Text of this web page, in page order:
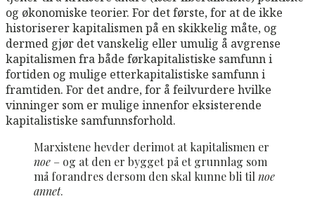
og økonomiske teorier. For det første, for at de ikke
historiserer kapitalismen på en skikkelig måte, og
dermed gjør det vanskelig eller umulig å avgrense
kapitalismen fra både førkapitalistiske samfunn i
fortiden og mulige etterkapitalistiske samfunn i
framtiden. For det andre, for å feilvurdere hvilke
vinninger som er mulige innenfor eksisterende
kapitalistiske samfunnsforhold.
Marxistene hevder derimot at kapitalismen er
noe – og at den er bygget på et grunnlag som
må forandres dersom den skal kunne bli til noe
annet.